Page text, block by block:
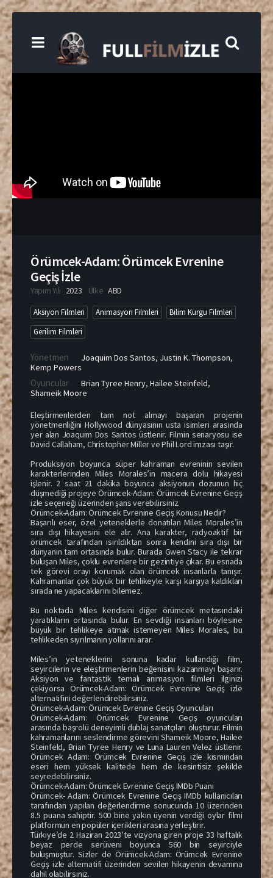
Örümcek-Adam: Örümcek Evrenine
Geçiş İzle
Yapım Yılı 2023 Ülke ABD
Aksiyon Filmleri Animasyon Filmleri
Bilim Kurgu Filmleri
Gerilim Filmleri
Yönetmen Joaquim Dos Santos, Justin K. Thompson,
Kemp Powers
Oyuncular Brian Tyree Henry, Hailee Steinfeld,
Shameik Moore
Eleştirmenlerden tam not almayı başaran projenin
yönetmenliğini Hollywood dünyasının usta isimleri arasında
yer alan Joaquim Dos Santos üstlenir. Filmin senaryosu ise
David Callaham, Christopher Miller ve Phil Lord imzası taşır.
Prodüksiyon boyunca süper kahraman evreninin sevilen
karakterlerinden Miles Morales’in macera dolu hikayesi
işlenir. 2 saat 21 dakika boyunca aksiyonun dozunun hiç
düşmediği projeye Örümcek-Adam: Örümcek Evrenine Geçiş
izle seçeneği üzerinden şans verebilirsiniz.
Örümcek-Adam: Örümcek Evrenine Geçiş Konusu Nedir?
Başarılı eser, özel yeteneklerle donatılan Miles Morales’in
sıra dışı hikayesini ele alır. Ana karakter, radyoaktif bir
örümcek tarafından ısırıldıktan sonra kendini sıra dışı bir
dünyanın tam ortasında bulur. Burada Gwen Stacy ile tekrar
buluşan Miles, çoklu evrenlere bir gezintiye çıkar. Bu esnada
tek görevi orayı korumak olan örümcek insanlarla tanışır.
Kahramanlar çok büyük bir tehlikeyle karşı karşıya kaldıkları
sırada ne yapacaklarını bilemez.
Bu noktada Miles kendisini diğer örümcek metasındaki
yaratıkların ortasında bulur. En sevdiği insanları böylesine
büyük bir tehlikeye atmak istemeyen Miles Morales, bu
tehlikeden sıyrılmanın yollarını arar.
Miles’ın yeteneklerini sonuna kadar kullandığı film,
seyircilerin ve eleştirmenlerin beğenisini kazanmayı başarır.
Aksiyon ve fantastik temalı animasyon filmleri ilginizi
çekiyorsa Örümcek-Adam: Örümcek Evrenine Geçiş izle
alternatifini değerlendirebilirsiniz.
Örümcek-Adam: Örümcek Evrenine Geçiş Oyuncuları
Örümcek-Adam: Örümcek Evrenine Geçiş oyuncuları
arasında başrolü deneyimli dublaj sanatçıları oluşturur. Filmin
kahramanlarını seslendirme görevini Shameik Moore, Hailee
Steinfeld, Brian Tyree Henry ve Luna Lauren Velez üstlenir.
Örümcek Adam: Örümcek Evrenine Geçiş izle kısmından
eseri hem yüksek kalitede hem de kesintisiz şekilde
seyredebilirsiniz.
Örümcek-Adam: Örümcek Evrenine Geçiş IMDb Puanı
Örümcek- Adam: Örümcek Evrenine Geçiş IMDb kullanıcıları
tarafından yapılan değerlendirme sonucunda 10 üzerinden
8.5 puana sahiptir. 500 bine yakın üyenin verdiği oylar filmi
platformun en popüler içerikleri arasına yerleştirir.
Türkiye’de 2 Haziran 2023’te vizyona giren proje 33 haftalık
beyaz perde serüveni boyunca 560 bin seyirciyle
buluşmuştur. Sizler de Örümcek-Adam: Örümcek Evrenine
Geçiş izle alternatifi üzerinden sevilen hikayenin devamına
dahil olabilirsiniz.